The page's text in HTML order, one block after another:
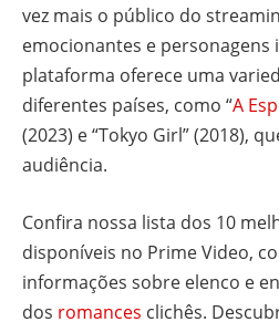
vez mais o público do
emocionantes e personagens
plataforma oferece uma
diferentes países, como “A
(2023) e “Tokyo Girl” (2018),
audiência.
Confira nossa lista dos 10
disponíveis no Prime Video,
informações sobre elenco e
dos romances clichês.